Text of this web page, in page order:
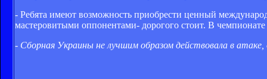
- Ребята имеют возможность приобрести ценный
мастеровитыми оппонентами- дорогого стоит. В
- Сборная Украины не лучшим образом действовала в